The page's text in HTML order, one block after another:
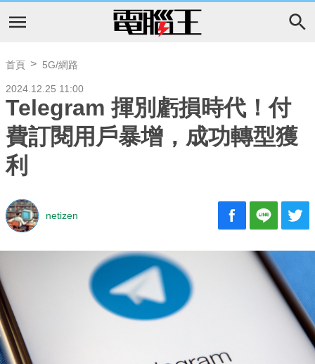
首頁 5G/網路
2024.12.25 11:00
Telegram 揮別虧損時代！付
費訂閱用戶暴增，成功轉型獲
利
netizen